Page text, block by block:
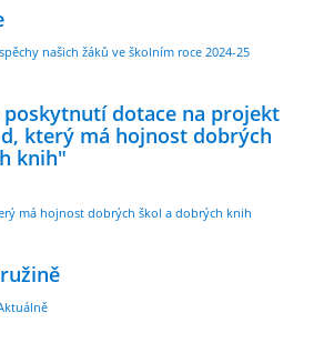
SPORTOVNÍ HALY
PRACOVIŠTĚ
našich žáků ve školním roce 2024-25
dotace na projekt
který má hojnost dobrých
knih"
má hojnost dobrých škol a dobrých knih